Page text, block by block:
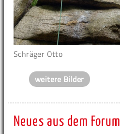
Schräger Otto
weitere Bilder
Neues aus dem Forum